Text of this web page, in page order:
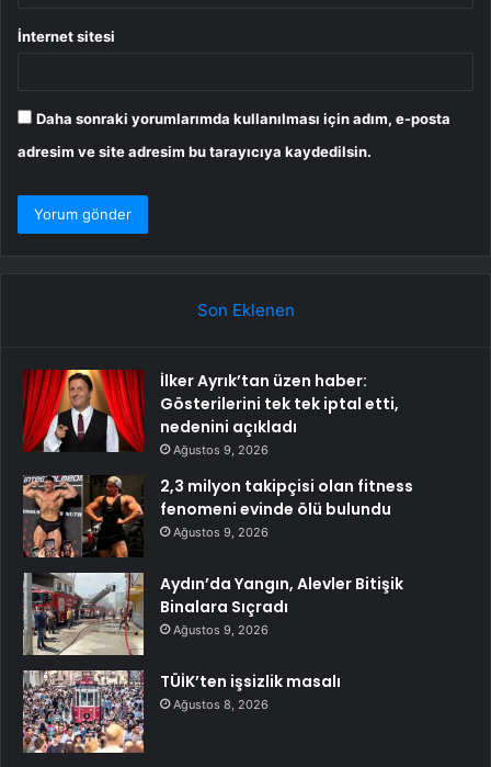
İnternet sitesi
Daha sonraki yorumlarımda kullanılması için adım, e-posta
adresim ve site adresim bu tarayıcıya kaydedilsin.
Son Eklenen
İlker Ayrık’tan üzen haber:
Gösterilerini tek tek iptal etti,
nedenini açıkladı
Ağustos 9, 2026
2,3 milyon takipçisi olan fitness
fenomeni evinde ölü bulundu
Ağustos 9, 2026
Aydın’da Yangın, Alevler Bitişik
Binalara Sıçradı
Ağustos 9, 2026
TÜİK’ten işsizlik masalı
Ağustos 8, 2026